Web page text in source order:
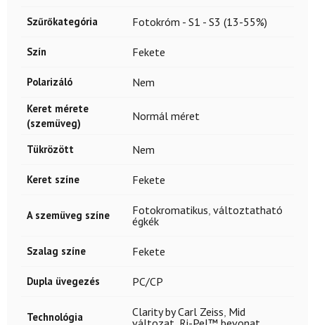
Szűrőkategória Fotokróm - S1 - S3 (13-55%)
Szín Fekete
Polarizáló Nem
Keret mérete
(szemüveg)
Normál méret
Tükrözött Nem
Keret színe Fekete
A szemüveg színe Fotokromatikus, változtatható
égkék
Szalag színe Fekete
Dupla üvegezés PC/CP
Technológia Clarity by Carl Zeiss, Mid